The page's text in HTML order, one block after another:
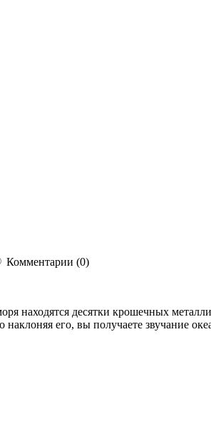
Комментарии (0)
находятся десятки крошечных
его, вы получаете звучание